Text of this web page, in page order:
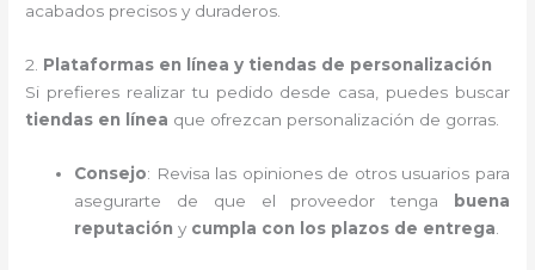
acabados precisos y duraderos.
2. Plataformas en línea y tiendas de personalización
Si prefieres realizar tu pedido desde casa, puedes buscar
tiendas en línea que ofrezcan personalización de gorras.
Consejo: Revisa las opiniones de otros usuarios para
asegurarte de que el proveedor tenga
buena
reputación y cumpla con los plazos de entrega